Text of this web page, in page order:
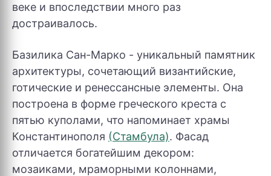
веке и впоследствии много раз
достраивалось.
Базилика Сан-Марко - уникальный памятник
архитектуры, сочетающий византийские,
готические и ренессансные элементы. Она
построена в форме греческого креста с
пятью куполами, что напоминает храмы
Константинополя (Стамбула). Фасад
отличается богатейшим декором:
мозаиками, мраморными колоннами,